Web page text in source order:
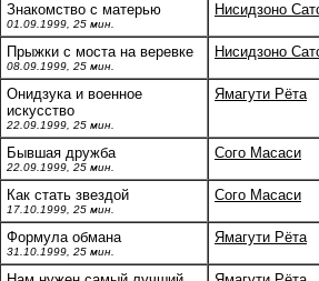
Знакомство с матерью
01.09.1999, 25 мин.
Нисидзоно
Прыжки с моста на веревке
08.09.1999, 25 мин.
Нисидзоно
Онидзука и военное
искусство
22.09.1999, 25 мин.
Ямагути Рёта
Бывшая дружба
22.09.1999, 25 мин.
Сого Масаси
Как стать звездой
17.10.1999, 25 мин.
Сого Масаси
Формула обмана
31.10.1999, 25 мин.
Ямагути Рёта